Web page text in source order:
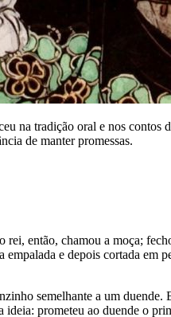
na tradição oral e nos contos
de manter promessas.
então, chamou a moça;
e depois cortada em
semelhante a um
ideia: prometeu ao duende o